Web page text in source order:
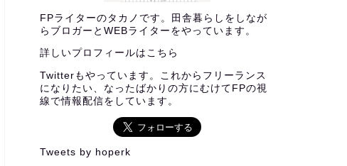
FPライターのタカノです。田舎暮らしをしなが
らブロガーとWEBライターをやっています。
詳しいプロフィールは こちら
Twitterもやっています。これからフリーランス
になりたい、なったばかりの方にむけてFPの視
線で情報配信をしています。
Tweets by hoperk